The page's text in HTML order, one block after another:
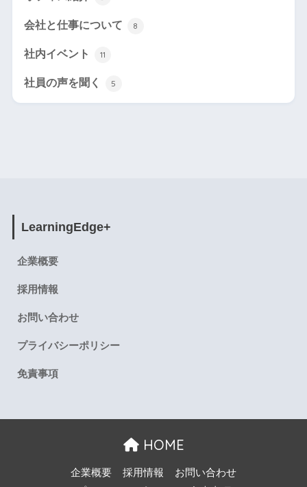
会社と仕事について 8
社内イベント 11
社員の声を聞く 5
LearningEdge+
企業概要
採用情報
お問い合わせ
プライバシーポリシー
免責事項
HOME
企業概要 採用情報
お問い合わせ